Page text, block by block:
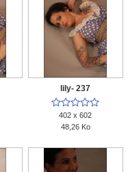
lily- 237

402 x 602
48,26 Ko